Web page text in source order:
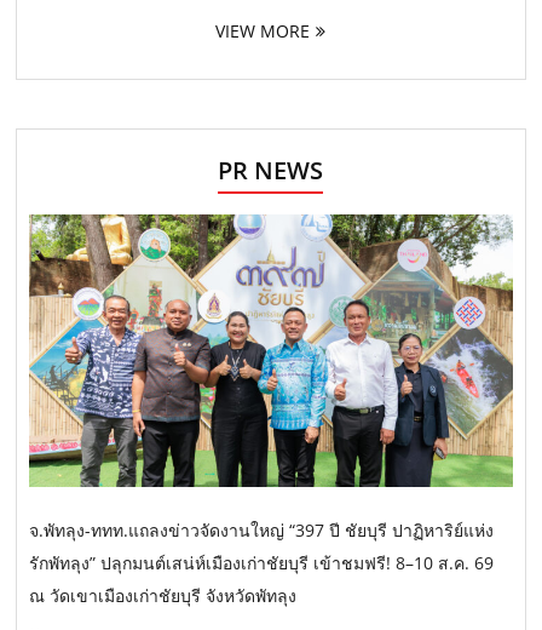
VIEW MORE
PR NEWS
จ.พัทลุง-ททท.แถลงข่าวจัดงานใหญ่ “397 ปี ชัยบุรี ปาฏิหาริย์แห่ง
รักพัทลุง” ปลุกมนต์เสน่ห์เมืองเก่าชัยบุรี เข้าชมฟรี! 8–10 ส.ค. 69
ณ วัดเขาเมืองเก่าชัยบุรี จังหวัดพัทลุง